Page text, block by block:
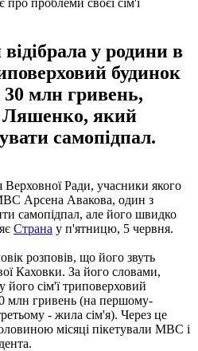
у родини в
будинок
30 млн гривень,
Ляшенко, який
самопідпал.
Верховної Ради, учасники якого
Арсена Авакова, один з
самопідпал, але його швидко
Страна у п'ятницю, 5 червня.
розповів, що його звуть
Каховки. За його словами,
його сім'ї триповерховий
млн гривень (на першому-
- жила сім'я). Через це
місяці пікетували МВС і